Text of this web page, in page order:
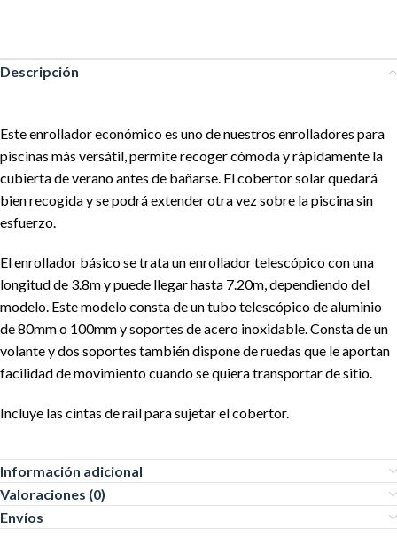
Descripción
Este enrollador económico es uno de nuestros enrolladores para
piscinas más versátil, permite recoger cómoda y rápidamente la
cubierta de verano antes de bañarse. El cobertor solar quedará
bien recogida y se podrá extender otra vez sobre la piscina sin
esfuerzo.
El enrollador básico se trata un enrollador telescópico con una
longitud de 3.8m y puede llegar hasta 7.20m, dependiendo del
modelo. Este modelo consta de un tubo telescópico de aluminio
de 80mm o 100mm y soportes de acero inoxidable. Consta de un
volante y dos soportes también dispone de ruedas que le aportan
facilidad de movimiento cuando se quiera transportar de sitio.
Incluye las cintas de rail para sujetar el cobertor.
Información adicional
Valoraciones (0)
Envíos